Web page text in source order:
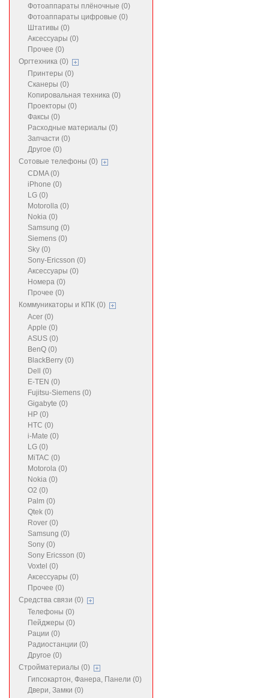
Фотоаппараты плёночные (0)
Фотоаппараты цифровые (0)
Штативы (0)
Аксессуары (0)
Прочее (0)
Оргтехника (0)
Принтеры (0)
Сканеры (0)
Копировальная техника (0)
Проекторы (0)
Факсы (0)
Расходные материалы (0)
Запчасти (0)
Другое (0)
Сотовые телефоны (0)
CDMA (0)
iPhone (0)
LG (0)
Motorolla (0)
Nokia (0)
Samsung (0)
Siemens (0)
Sky (0)
Sony-Ericsson (0)
Аксессуары (0)
Номера (0)
Прочее (0)
Коммуникаторы и КПК (0)
Acer (0)
Apple (0)
ASUS (0)
BenQ (0)
BlackBerry (0)
Dell (0)
E-TEN (0)
Fujitsu-Siemens (0)
Gigabyte (0)
HP (0)
HTC (0)
i-Mate (0)
LG (0)
MiTAC (0)
Motorola (0)
Nokia (0)
O2 (0)
Palm (0)
Qtek (0)
Rover (0)
Samsung (0)
Sony (0)
Sony Ericsson (0)
Voxtel (0)
Аксессуары (0)
Прочее (0)
Средства связи (0)
Телефоны (0)
Пейджеры (0)
Рации (0)
Радиостанции (0)
Другое (0)
Стройматериалы (0)
Гипсокартон, Фанера, Панели (0)
Двери, Замки (0)